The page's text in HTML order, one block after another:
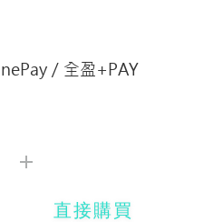
/ 全盈+PAY
直接購買